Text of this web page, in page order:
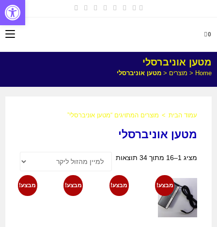
0
מטען אוניברסלי
Home
< מוצרים <מטען אוניברסלי
עמוד הבית > מוצרים המתויגים “מטען אוניברסלי”
מטען אוניברסלי
מציג 1–16 מתוך 34 תוצאות
מבצע! מבצע! מבצע! מבצע!